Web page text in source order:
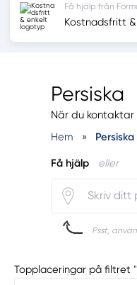
Persiska
När du
Hem
» Persiska
Få hjälp eller
Psst,
Få hjälp från
Kostnadsfritt
Topplaceringar på filtret